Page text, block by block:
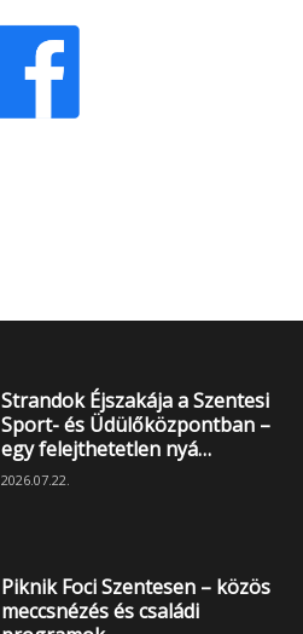
Strandok Éjszakája a Szentesi
Sport- és Üdülőközpontban –
egy felejthetetlen nyá…
2026.07.22.
Piknik Foci Szentesen – közös
meccsnézés és családi